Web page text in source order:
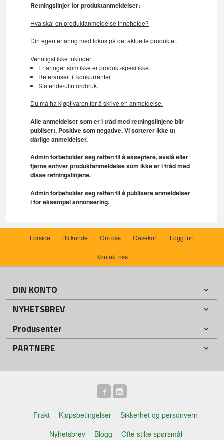
Retningslinjer for produktanmeldelser:
Hva skal en produktanmeldelse inneholde?
Din egen erfaring med fokus på det aktuelle produktet.
Vennligst ikke inkluder:
Erfaringer som ikke er produkt-spesifikke.
Referanser til konkurrenter
Støtende/ufin ordbruk.
Du må ha kjøpt varen for å skrive en anmeldelse.
Alle anmeldelser som er i tråd med retningslinjene blir
publisert. Positive som negative. Vi sorterer ikke ut
dårlige anmeldelser.
Admin forbeholder seg retten til å akseptere, avslå eller
fjerne enhver produktanmeldelse som ikke er i tråd med
disse retningslinjene.
Admin forbeholder seg retten til å publisere anmeldelser
i for eksempel annonsering.
Forside Bli kunde Om oss Gavekort Logg inn
Kontakt oss
DIN KONTO
NYHETSBREV
Produsenter
PARTNERE
Frakt Kjøpsbetingelser
Sikkerhet og personvern
Nyhetsbrev
Blogg Ofte stilte spørsmål